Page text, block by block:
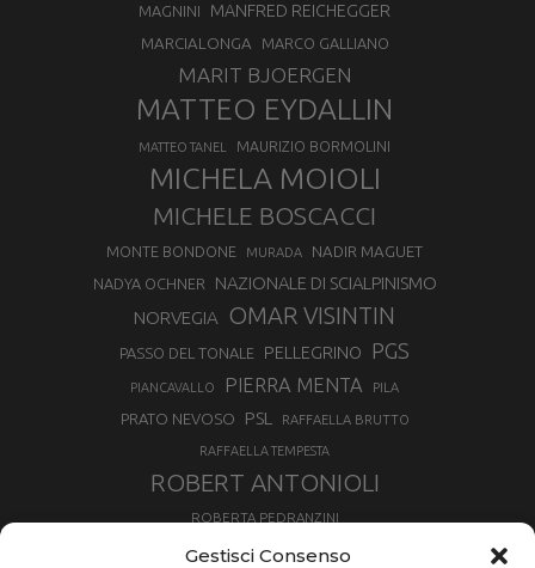
Gestisci Consenso
MAGNINI MANFRED REICHEGGER
MARCIALONGA MARCO GALLIANO
MARIT BJOERGEN
MATTEO EYDALLIN
MATTEO TANEL MAURIZIO BORMOLINI
MICHELA MOIOLI
MICHELE BOSCACCI
MONTE BONDONE MURADA NADIR MAGUET
NADYA OCHNER
NAZIONALE DI SCIALPINISMO
NORVEGIA
OMAR VISINTIN
PASSO DEL TONALE PELLEGRINO PGS
PIANCAVALLO PIERRA MENTA PILA
PRATO NEVOSO PSL RAFFAELLA BRUTTO
RAFFAELLA TEMPESTA
ROBERT ANTONIOLI
ROBERTA PEDRANZINI
ROLAND FISCHNALLER